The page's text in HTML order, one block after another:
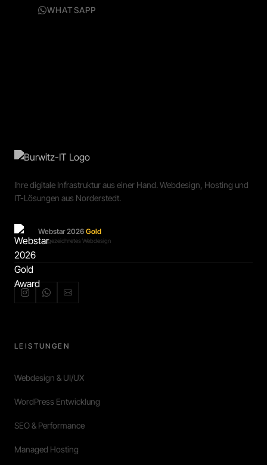
WHATSAPP
Ihre digitale Infrastruktur aus einer Hand. Webdesign, Hosting und
IT-Lösungen aus Norderstedt.
Webstar 2026 Gold
Ausgezeichnetes Webdesign
LEISTUNGEN
Webdesign & UI/UX
WordPress Entwicklung
SEO & Performance
Managed Hosting